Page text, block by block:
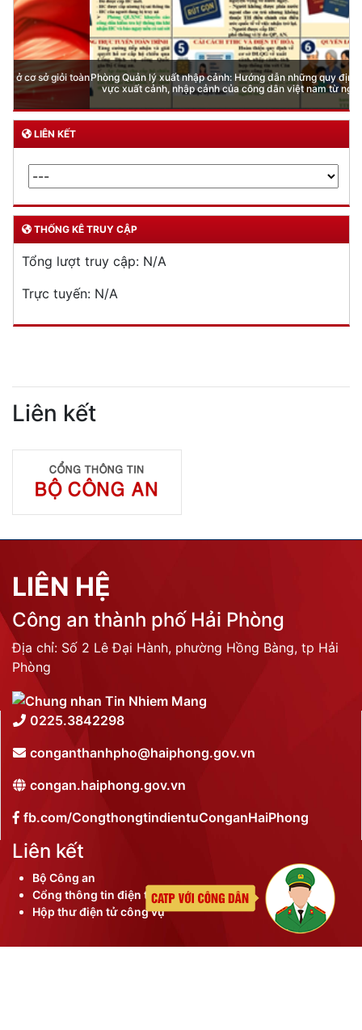
Phòng Quản lý xuất nhập cảnh: Hướng dẫn những quy định mới trong lĩnh
vực xuất cảnh, nhập cảnh của công dân việt nam từ ngày 01/7/2026
LIÊN KẾT
THỐNG KÊ TRUY CẬP
Tổng lượt truy cập: N/A
Trực tuyến: N/A
Liên kết
LIÊN HỆ
Công an thành phố Hải Phòng
Địa chỉ: Số 2 Lê Đại Hành, phường Hồng Bàng, tp Hải
Phòng
0225.3842298
conganthanhpho@haiphong.gov.vn
congan.haiphong.gov.vn
fb.com/CongthongtindientuConganHaiPhong
Liên kết
Bộ Công an
Cổng thông tin điện tử thành phố
Hộp thư điện tử công vụ